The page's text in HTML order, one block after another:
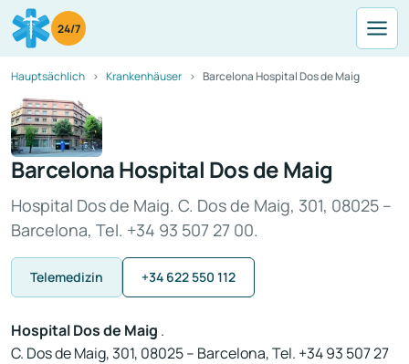
24/7
Hauptsächlich Krankenhäuser Barcelona Hospital Dos de Maig
Barcelona Hospital Dos de Maig
Hospital Dos de Maig. C. Dos de Maig, 301, 08025 –
Barcelona, Tel. +34 93 507 27 00.
Telemedizin +34 622 550 112
Hospital Dos de Maig .
C. Dos de Maig, 301, 08025 – Barcelona, Tel. +34 93 507 27